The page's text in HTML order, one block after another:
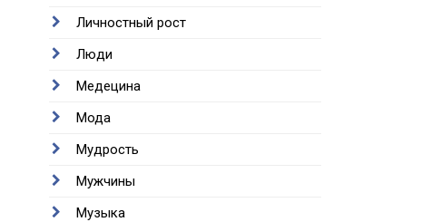
Личностный рост
Люди
Медецина
Мода
Мудрость
Мужчины
Музыка